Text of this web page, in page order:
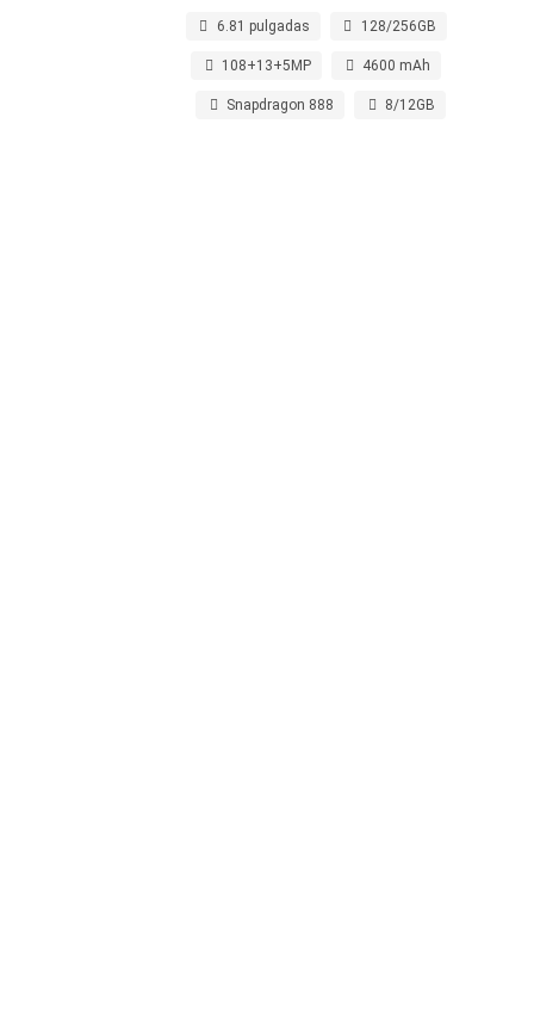
Hola me gustaría saber Si el celula...
6.81 pulgadas 128/256GB
108+13+5MP 4600 mAh
Snapdragon 888 8/12GB